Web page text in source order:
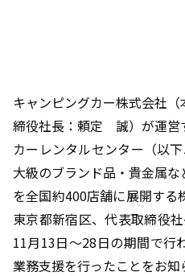
キャンピングカー株式会社
締役社長：頼定 誠）が運営
カーレンタルセンター（以
大級のブランド品・貴金属な
を全国約400店舗に展開する
東京都新宿区、代表取締役
11月13日～28日の期間で行
業務支援を行ったことをお知